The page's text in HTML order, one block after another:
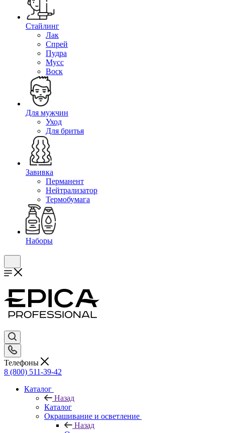
Стайлинг
Лак
Спрей
Пудра
Мусс
Воск
Для мужчин
Уход
Для бритья
Завивка
Перманент
Нейтрализатор
Термобумага
Наборы
Телефоны
8 (800) 511-39-42
Каталог
Назад
Каталог
Окрашивание и осветление
Назад